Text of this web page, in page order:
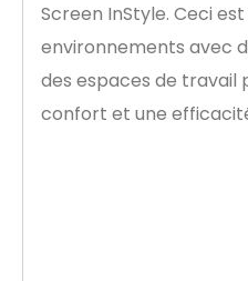
Screen InStyle. Ceci
environnements avec
des espaces de travail
confort et une